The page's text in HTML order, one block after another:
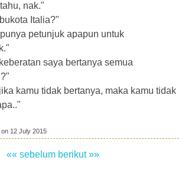
nak."
Italia?"
petunjuk apapun untuk
saya bertanya semua
kamu tidak bertanya, maka kamu tidak
on 12 July 2015
«« sebelum berikut »»